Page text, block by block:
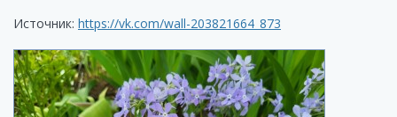
Источник: https://vk.com/wall-203821664_873